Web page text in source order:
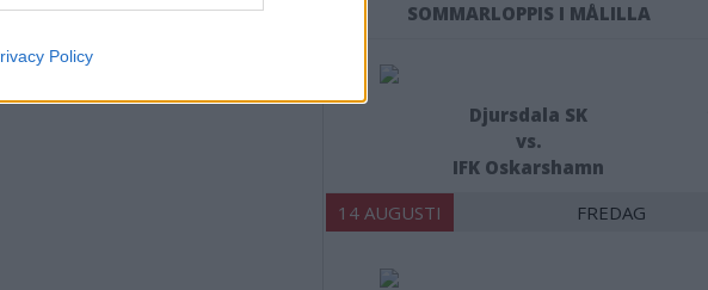
Policy
SOMMARLOPPIS I MÅLILLA
Djursdala SK
vs.
IFK Oskarshamn
14 AUGUSTI FREDAG